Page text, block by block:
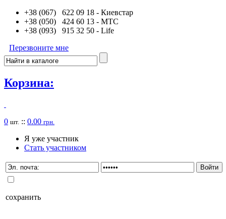
+38 (067) 622 09 18 - Киевстар
+38 (050) 424 60 13 - MTC
+38 (093) 915 32 50 - Life
Перезвоните мне
Корзина:
0 шт. :: 0.00 грн.
Я уже участник
Стать участником
сохранить